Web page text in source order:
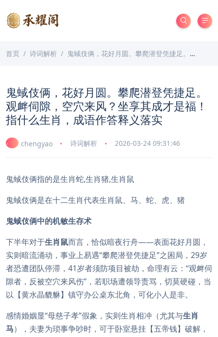
首页 诗词解析 鬼蜮伎俩，花好月圆。攀爬潜登凭捷足。观衅伺隙，空穴来风？坐享其成才是福！指什么生肖，成语作答释义落实
鬼蜮伎俩，花好月圆。攀爬潜登凭捷足。
观衅伺隙，空穴来风？坐享其成才是福！
指什么生肖，成语作答释义落实
chengyao 诗词解析 2026-03-24 09:31:46
鬼蜮伎俩指的是生肖蛇,生肖猪,生肖鼠
鬼蜮伎俩是在十二生肖代表生肖鼠、马、蛇、虎、猪
鬼蜮伎俩中的机敏生存术
下半年对于生肖鼠而言，恰似暗夜行舟——表面花好月圆，
实则暗流涌动，事业上易遇“攀爬潜登凭捷足”之困局，29岁
者恐遭团队停滞，41岁者须防项目被劫，命理有云：“观衅伺
隙者，反被空穴来风伤”，若职场遭领导责骂，切莫硬碰，当
以【黄水晶貔貅】镇守办公桌东北角，可化小人是非。
感情婚姻显“母慈子孝”假象，实则生肖相冲（尤其与生肖
马），夫妻为琐事争吵时，可于卧室悬挂【五帝钱】破解，